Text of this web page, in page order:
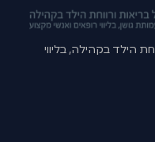
הילד בקהילה, בליווי